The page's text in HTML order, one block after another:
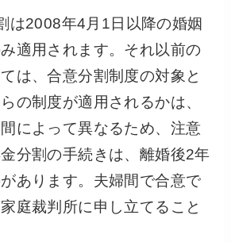
は2008年4月1日以降の婚姻
適用されます。それ以前の
は、合意分割制度の対象と
の制度が適用されるかは、
によって異なるため、注意
分割の手続きは、離婚後2年
あります。夫婦間で合意で
庭裁判所に申し立てること